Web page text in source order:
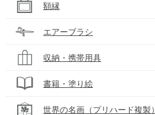
額縁
エアーブラシ
収納・携帯用具
書籍・塗り絵
世界の名画（プリハード複製）